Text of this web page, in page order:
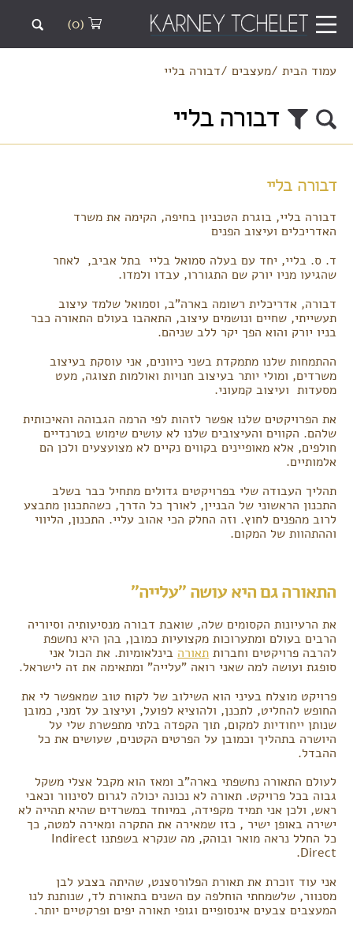
(0)
עמוד הבית/מעצבים/דבורה בליי
דבורה בליי
דבורה בליי
דבורה בליי, בוגרת הטכניון בחיפה, הקימה את משרד
האדריכלים ועיצוב הפנים
ד. ס. בליי, יחד עם בעלה סמואל בליי בתל אביב, לאחר
שהגיעו מניו יורק שם התגוררו, עבדו ולמדו.
דבורה, אדריכלית רשומה בארה"ב, וסמואל שלמד עיצוב
תעשייתי, שחיים ונושמים עיצוב, התאהבו בעולם התאורה כבר
בניו יורק והוא הפך יקר ללב שניהם.
ההתמחות שלנו מתמקדת בשני כיוונים, אני עוסקת בעיצוב
משרדים, ומולי יותר בעיצוב חנויות ואולמות תצוגה, מעט
מסעדות ועיצוב קמעוני.
את הפרויקטים שלנו אפשר לזהות לפי הרמה הגבוהה והאיכותית
שלהם. הקווים והעיצובים שלנו לא עושים שימוש בטרנדיים
חולפים, אלא מאופיינים בקווים נקיים לא מצועצעים ולכן הם
אלמותיים.
תהליך העבודה שלי בפרויקטים גדולים מתחיל כבר בשלב
התכנון הראשוני של הבניין, לאורך כל הדרך, כשהתכנון מתבצע
לרוב מהפנים לחוץ. וזה החלק הכי אהוב עליי. התכנון, הליווי
וההתהוות של המקום.
התאורה גם היא עושה "עלייה"
את הרעיונות הקסומים שלה, שואבת דבורה מנסיעותיה וסיוריה
הרבים בעולם ומתערוכות מקצועיות כמובן, בהן היא נחשפת
להרבה פרויקטים וחברות תאורה בינלאומיות. את הכול אני
סופגת ועושה למה שאני רואה "עלייה" ומתאימה את זה לישראל.
פרויקט מוצלח בעיני הוא השילוב של לקוח טוב שמאפשר לי את
החופש להחליט, לתכנן, ולהוציא לפועל, ועיצוב על זמני, כמובן
שנותן ייחודיות למקום, תוך הקפדה בלתי מתפשרת שלי על
היושרה בתהליך וכמובן על הפרטים הקטנים, שעושים את כל
ההבדל.
לעולם התאורה נחשפתי בארה"ב ומאז הוא מקבל אצלי משקל
גבוה בכל פרויקט. תאורה לא נכונה יכולה לגרום לסינוור וכאבי
ראש, ולכן אני תמיד מקפידה, במיוחד במשרדים שהיא תהייה לא
ישירה באופן ישיר , כזו שמאירה את התקרה ומאירה למטה, כך
כל החלל נראה מואר ובוהק, מה שנקרא בשפתנו Indirect
Direct.
אני עוד זוכרת את תאורת הפלורסצנט, שהיתה בצבע לבן
מסנוור, שלשמחתי הוחלפה עם השנים בתאורת לד, שנותנת לנו
המעצבים צבעים אינסופיים וגופי תאורה יפים ופרקטיים יותר.